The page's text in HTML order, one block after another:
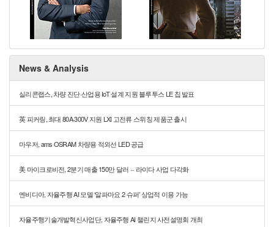
News & Analysis
실리콘랩스, 차량 진단·산업용 IoT 설계 지원 블루투스 LE 칩 발표
英 피커링, 최대 80A·300V 지원 LXI 고전류 스위칭 제품군 출시
마우저, ams OSRAM 차량용 적외선 LED 공급
美 마이크로비전, 2분기 매출 150만 달러 ··· 라이다 사업 다각화
엔비디아, 자율주행 AI 모델 ‘알파마요 2 슈퍼’ 상업적 이용 가능
자율주행기술개발혁신사업단, 자율주행 AI 챌린지 사전설명회 개최